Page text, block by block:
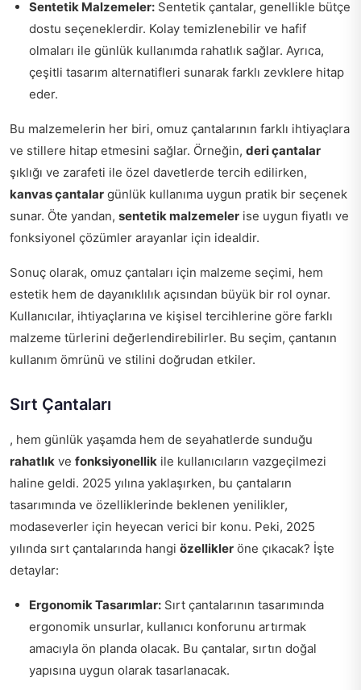
Sentetik Malzemeler: Sentetik çantalar, genellikle bütçe
dostu seçeneklerdir. Kolay temizlenebilir ve hafif
olmaları ile günlük kullanımda rahatlık sağlar. Ayrıca,
çeşitli tasarım alternatifleri sunarak farklı zevklere hitap
eder.
Bu malzemelerin her biri, omuz çantalarının farklı ihtiyaçlara
ve stillere hitap etmesini sağlar. Örneğin, deri çantalar
şıklığı ve zarafeti ile özel davetlerde tercih edilirken,
kanvas çantalar günlük kullanıma uygun pratik bir seçenek
sunar. Öte yandan, sentetik malzemeler ise uygun fiyatlı ve
fonksiyonel çözümler arayanlar için idealdir.
Sonuç olarak, omuz çantaları için malzeme seçimi, hem
estetik hem de dayanıklılık açısından büyük bir rol oynar.
Kullanıcılar, ihtiyaçlarına ve kişisel tercihlerine göre farklı
malzeme türlerini değerlendirebilirler. Bu seçim, çantanın
kullanım ömrünü ve stilini doğrudan etkiler.
Sırt Çantaları
, hem günlük yaşamda hem de seyahatlerde sunduğu
rahatlık ve fonksiyonellik ile kullanıcıların vazgeçilmezi
haline geldi. 2025 yılına yaklaşırken, bu çantaların
tasarımında ve özelliklerinde beklenen yenilikler,
modaseverler için heyecan verici bir konu. Peki, 2025
yılında sırt çantalarında hangi özellikler öne çıkacak? İşte
detaylar:
Ergonomik Tasarımlar: Sırt çantalarının tasarımında
ergonomik unsurlar, kullanıcı konforunu artırmak
amacıyla ön planda olacak. Bu çantalar, sırtın doğal
yapısına uygun olarak tasarlanacak.